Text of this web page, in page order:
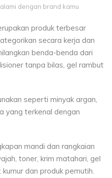
dengan brand kamu
produk terbesar
secara kerja dan
benda-benda dari
tanpa bilas, gel rambut
seperti minyak argan,
yang terkenal dengan
mandi dan rangkaian
toner, krim matahari, gel
dan produk pemutih.